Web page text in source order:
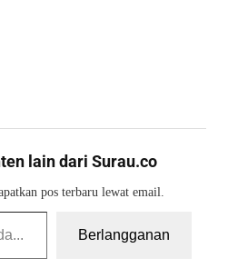
lain dari Surau.co
pos terbaru lewat email.
Berlangganan